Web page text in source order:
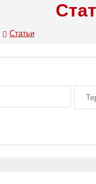
Статьи